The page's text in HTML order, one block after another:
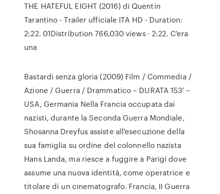
THE HATEFUL EIGHT (2016) di Quentin
Tarantino - Trailer ufficiale ITA HD - Duration:
2:22. 01Distribution 766,030 views · 2:22. C'era
una
Bastardi senza gloria (2009) Film / Commedia /
Azione / Guerra / Drammatico – DURATA 153′ –
USA, Germania Nella Francia occupata dai
nazisti, durante la Seconda Guerra Mondiale,
Shosanna Dreyfus assiste all'esecuzione della
sua famiglia su ordine del colonnello nazista
Hans Landa, ma riesce a fuggire a Parigi dove
assume una nuova identità, come operatrice e
titolare di un cinematografo. Francia, II Guerra